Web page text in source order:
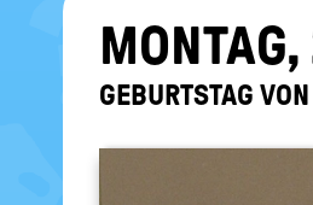
GE­BURTS­TAG